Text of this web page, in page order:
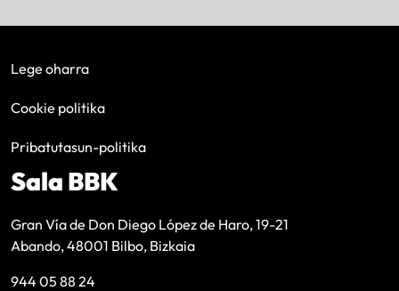
Lege oharra
Cookie politika
Pribatutasun-politika
Sala BBK
Gran Vía de Don Diego López de Haro, 19-21
Abando, 48001 Bilbo, Bizkaia
944 05 88 24